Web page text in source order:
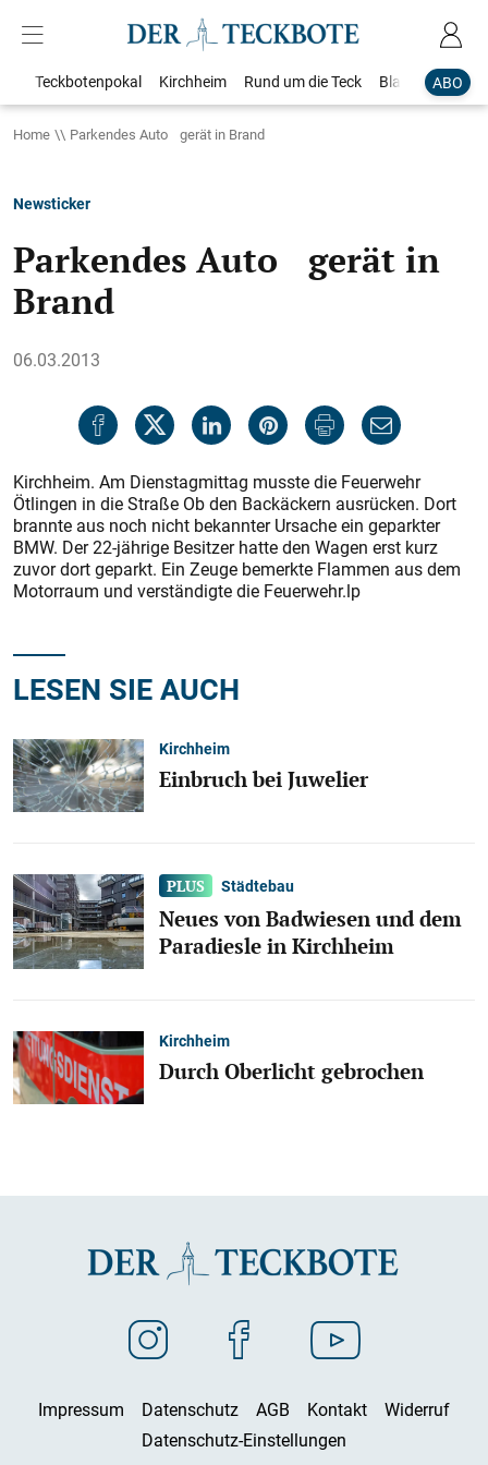
ABO
Teckbotenpokal Kirchheim Rund um die Teck Blaulicht
Home Parkendes Auto gerät in Brand
Newsticker
Parkendes Auto gerät in
Brand
06.03.2013
Kirchheim. Am Dienstagmittag musste die Feuerwehr
Ötlingen in die Straße Ob den Backäckern ausrücken. Dort
brannte aus noch nicht bekannter Ursache ein geparkter
BMW. Der 22-jährige Besitzer hatte den Wagen erst kurz
zuvor dort geparkt. Ein Zeuge bemerkte Flammen aus dem
Motorraum und verständigte die Feuerwehr.lp
LESEN SIE AUCH
Kirchheim
Einbruch bei Juwelier
Städtebau
Neues von Badwiesen und dem
Paradiesle in Kirchheim
Kirchheim
Durch Oberlicht gebrochen
Impressum Datenschutz AGB Kontakt
Widerruf
Datenschutz-Einstellungen